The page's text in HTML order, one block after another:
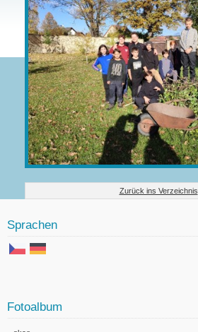
Zurück ins Verzeichnis
Sprachen
Fotoalbum